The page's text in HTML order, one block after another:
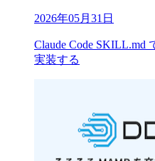
2026年05月31日
Claude Code SKILL.md
実装する